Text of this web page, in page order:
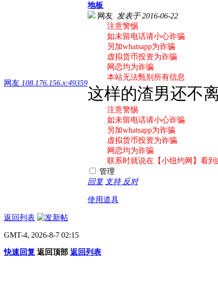
网友 108.176.156.x:49359
地板
网友 发表于 2016-06-22
注意警惕
如未留电话请小心诈骗
另加whatsapp为诈骗
虚拟货币投资为诈骗
网恋均为诈骗
本站无法甄别所有信息
这样的渣男还不
注意警惕
如未留电话请小心诈骗
另加whatsapp为诈骗
虚拟货币投资为诈骗
网恋均为诈骗
联系时就说在【小纽约网】看到
管理
回复 支持 反对
使用道具
返回列表
GMT-4, 2026-8-7 02:15
快速回复 返回顶部 返回列表